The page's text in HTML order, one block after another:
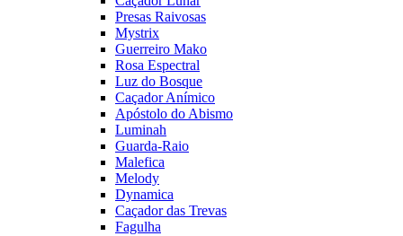
Presas Raivosas
Mystrix
Guerreiro Mako
Rosa Espectral
Luz do Bosque
Caçador Anímico
Apóstolo do Abismo
Luminah
Guarda-Raio
Malefica
Melody
Dynamica
Caçador das Trevas
Fagulha